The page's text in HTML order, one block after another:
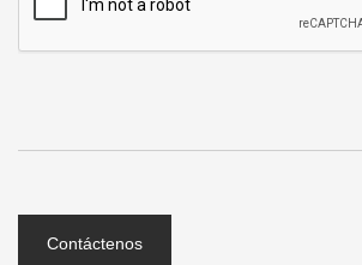
Contáctenos